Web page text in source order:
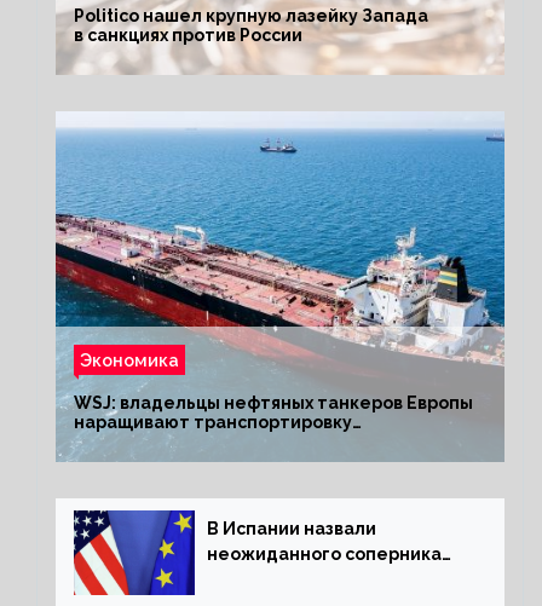
Politico нашел крупную лазейку Запада
в санкциях против России
Экономика
WSJ: владельцы нефтяных танкеров Европы
наращивают транспортировку
из РФ до санкций
В Испании назвали
неожиданного соперника